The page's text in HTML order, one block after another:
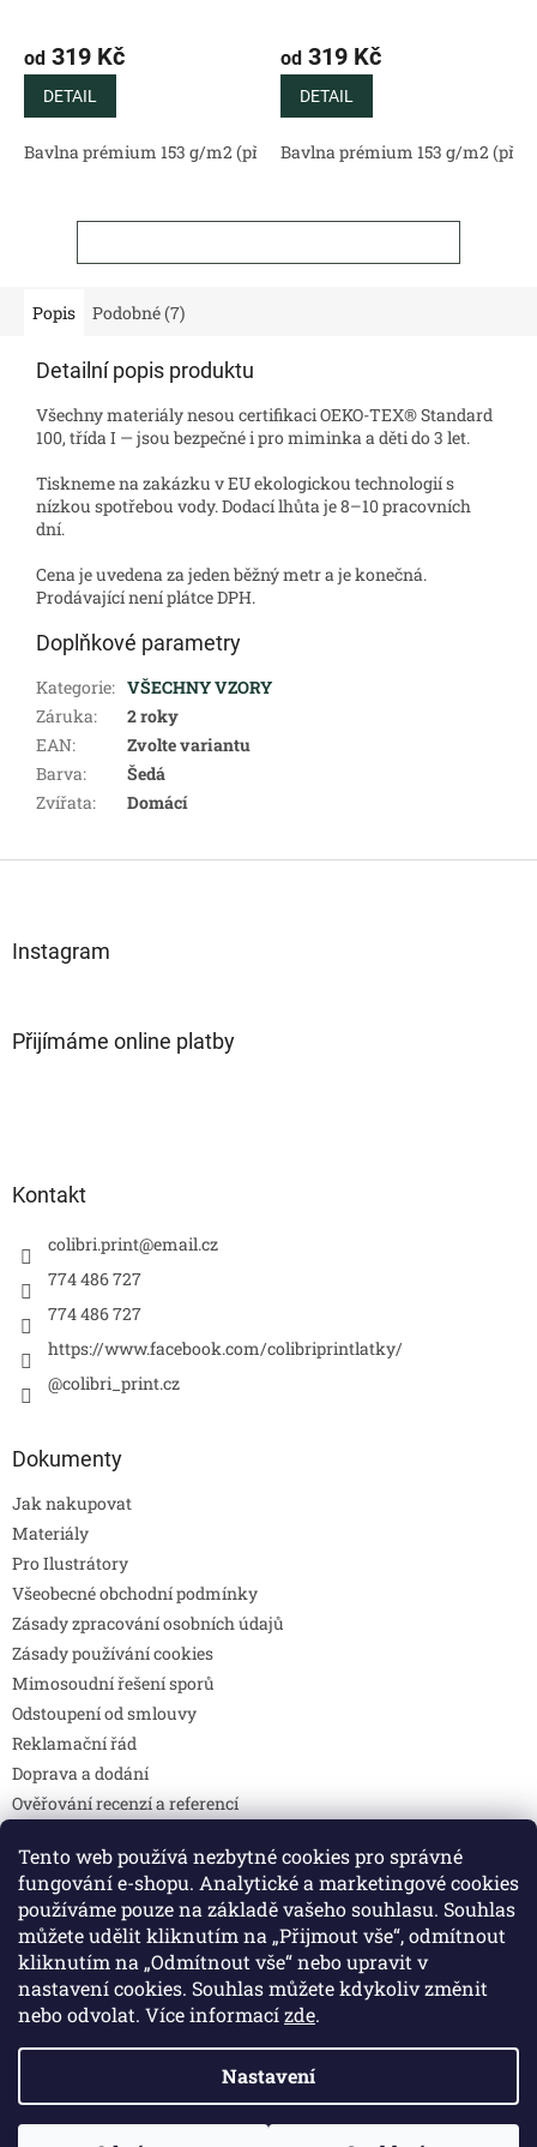
Tento web používá nezbytné cookies pro správné
fungování e-shopu. Analytické a marketingové cookies
používáme pouze na základě vašeho souhlasu. Souhlas
můžete udělit kliknutím na „Přijmout vše“, odmítnout
kliknutím na „Odmítnout vše“ nebo upravit v
nastavení cookies. Souhlas můžete kdykoliv změnit
nebo odvolat. Více informacízde.
Nastavení
od 319 Kč
DETAIL
Bavlna prémium 153 g/m2 (přírodní) Bavlněný satén 130 g/
od 319 Kč
DETAIL
Bavlna prémium 153 g/m2
Popis Podobné (7)
Detailní popis produktu
Všechny materiály nesou certifikaci OEKO-TEX® Standard
100, třída I — jsou bezpečné i pro miminka a děti do 3 let.
Tiskneme na zakázku v EU ekologickou technologií s
nízkou spotřebou vody. Dodací lhůta je 8–10 pracovních
dní.
Cena je uvedena za jeden běžný metr a je konečná.
Prodávající není plátce DPH.
Doplňkové parametry
Kategorie: VŠECHNY VZORY
Záruka:
2 roky
EAN:
Zvolte variantu
Barva:
Šedá
Zvířata: Domácí
Instagram
Přijímáme online platby
Kontakt
colibri.print@email.cz
774 486 727
774 486 727
https://www.facebook.com/colibriprintlatky/
@colibri_print.cz
Dokumenty
Jak nakupovat
Materiály
Pro Ilustrátory
Všeobecné obchodní podmínky
Zásady zpracování osobních údajů
Zásady používání cookies
Mimosoudní řešení sporů
Odstoupení od smlouvy
Reklamační řád
Doprava a dodání
Ověřování recenzí a referencí
Prohlášení o shodě
Způsoby platby
DOTAZY
Kontakty
Copyright 2026Colibri print. Všechna práva vyhrazena.